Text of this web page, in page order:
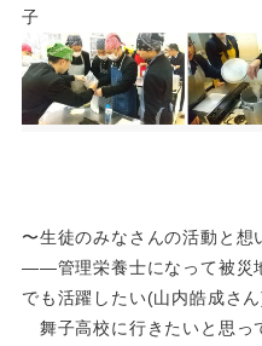
子
〜生徒のみなさんの活動と想
――管理栄養士になって被災
でも活躍したい(山内皓成さ
舞子高校に行きたいと思っ